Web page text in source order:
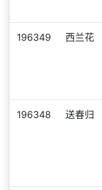
196349 西兰花
196348 送春归